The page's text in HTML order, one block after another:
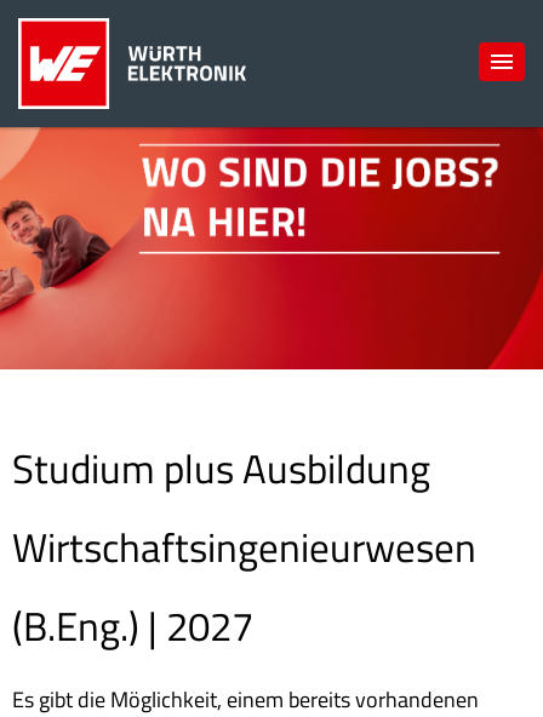
Studium plus Ausbildung
Wirtschaftsingenieurwesen
(B.Eng.) | 2027
Es gibt die Möglichkeit, einem bereits vorhandenen